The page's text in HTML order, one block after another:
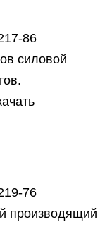
86
силовой
76
производящий